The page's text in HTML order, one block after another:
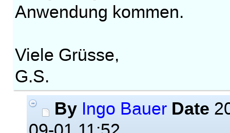
Anwendung kommen.
Viele Grüsse,
G.S.
By Ingo Bauer Date